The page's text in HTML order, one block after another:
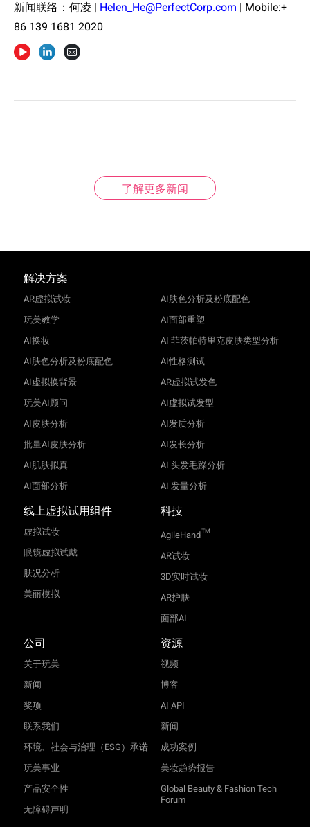
新闻联络 ： 何凌 | Helen_He@PerfectCorp.com | Mobile:+
86 139 1681 2020
了解更多新闻
解决方案
AR虚拟试妆
玩美教学
AI换妆
AI肤色分析及粉底配色
AI虚拟换背景
玩美AI顾问
AI皮肤分析
批量AI皮肤分析
AI肌肤拟真
AI面部分析
AI肤色分析及粉底配色
AI面部重塑
AI 菲茨帕特里克皮肤类型分析
AI性格测试
AR虚拟试发色
AI虚拟试发型
AI发质分析
AI发长分析
AI 头发毛躁分析
AI 发量分析
线上虚拟试用组件
虚拟试妆
眼镜虚拟试戴
肤况分析
美丽模拟
科技
AgileHandTM
AR试妆
3D实时试妆
AR护肤
面部AI
公司
关于玩美
新闻
奖项
联系我们
环境、社会与治理（ESG）承诺
玩美事业
产品安全性
无障碍声明
资源
视频
博客
AI API
新闻
成功案例
美妆趋势报告
Global Beauty & Fashion Tech
Forum